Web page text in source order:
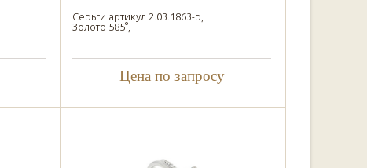
Серьги артикул 2.03.1863-р,
Золото 585°,
Цена по запросу